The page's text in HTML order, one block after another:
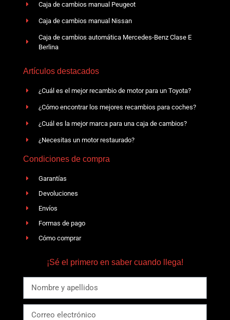
Caja de cambios manual Peugeot
Caja de cambios manual Nissan
Caja de cambios automática Mercedes-Benz Clase E
Berlina
Artículos destacados
¿Cuál es el mejor recambio de motor para un Toyota?
¿Cómo encontrar los mejores recambios para coches?
¿Cuál es la mejor marca para una caja de cambios?
¿Necesitas un motor restaurado?
Condiciones de compra
Garantías
Devoluciones
Envíos
Formas de pago
Cómo comprar
¡Sé el primero en saber cuando llega!